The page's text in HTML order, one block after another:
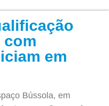
com
em
Bússola, em